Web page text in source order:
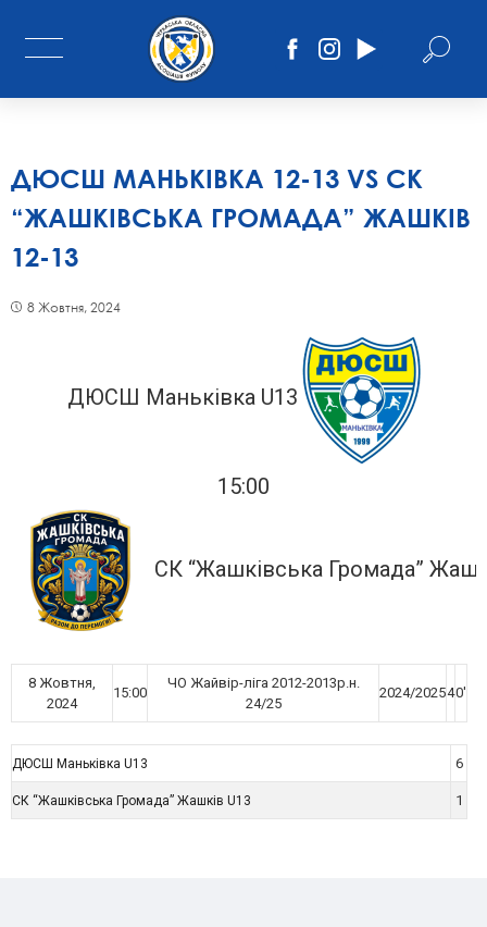
ДЮСШ МАНЬКІВКА 12-13 VS СК
“ЖАШКІВСЬКА ГРОМАДА” ЖАШКІВ
12-13
8 Жовтня, 2024
ДЮСШ Маньківка U13
15:00
СК “Жашківська Громада”
8 Жовтня,
2024
15:00
ЧО Жайвір-ліга 2012-2013р.н.
24/25
2024/202540'
ДЮСШ Маньківка U13 6
СК “Жашківська Громада” Жашків U13 1